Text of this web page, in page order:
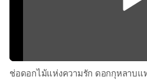
ช่อดอกไม้แห่งความรัก ดอกกุหลาบ